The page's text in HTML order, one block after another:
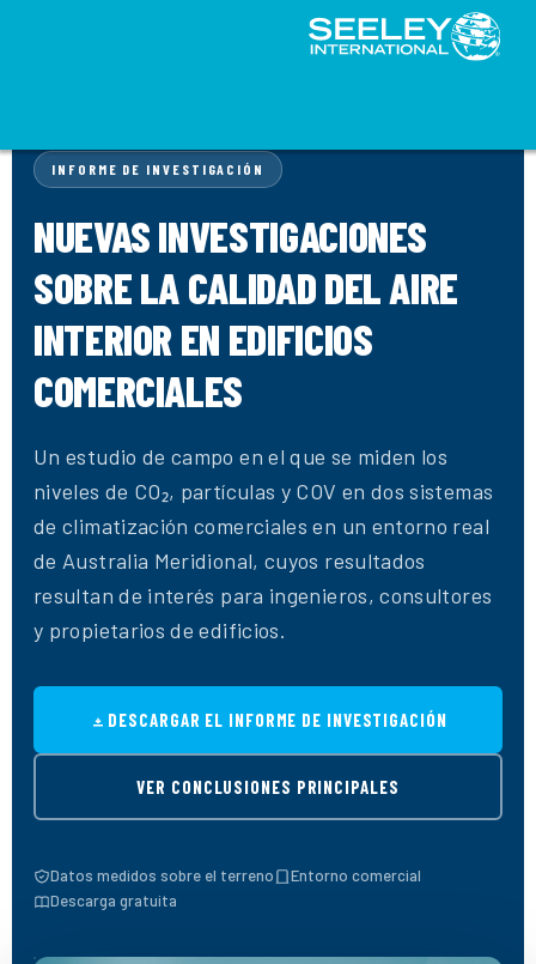
INFORME DE INVESTIGACIÓN
NUEVAS INVESTIGACIONES
SOBRE LA CALIDAD DEL AIRE
INTERIOR EN EDIFICIOS
COMERCIALES
Un estudio de campo en el que se miden los
niveles de CO₂, partículas y COV en dos sistemas
de climatización comerciales en un entorno real
de Australia Meridional, cuyos resultados
resultan de interés para ingenieros, consultores
y propietarios de edificios.
DESCARGAR EL INFORME DE INVESTIGACIÓN
VER CONCLUSIONES PRINCIPALES
Datos medidos sobre el terreno
Entorno comercial
Descarga gratuita